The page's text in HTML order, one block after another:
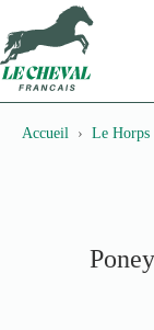
au
contenu
Accueil Le Horps